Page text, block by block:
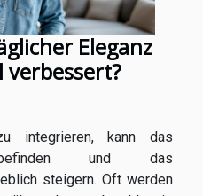
Eleganz
verbessert?
integrieren, kann das
und das
steigern. Oft werden